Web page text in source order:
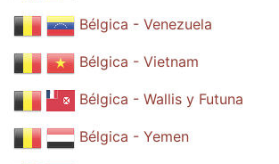
Bélgica - Venezuela
Bélgica - Vietnam
Bélgica - Wallis y Futuna
Bélgica - Yemen